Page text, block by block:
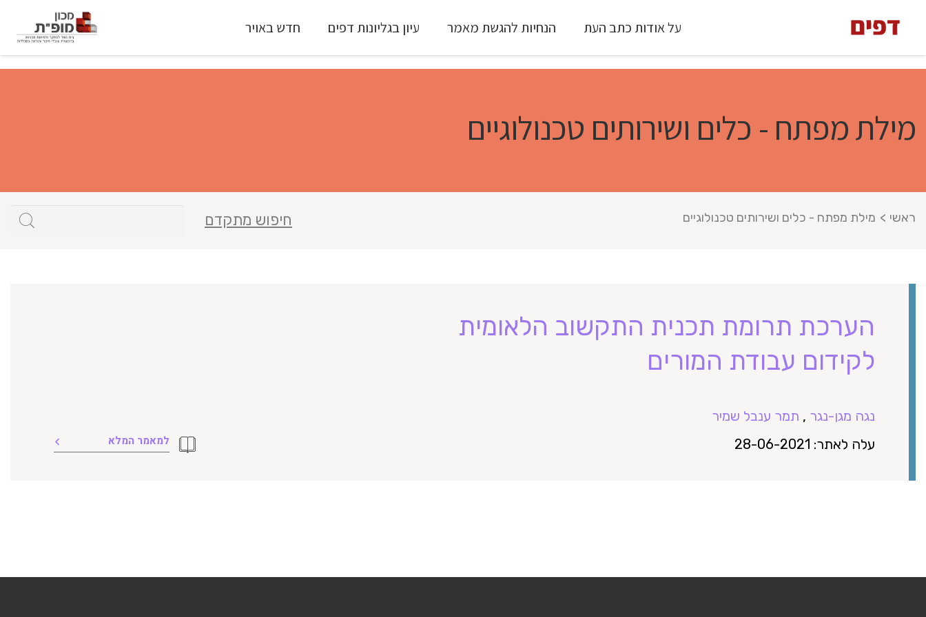
על אודות כתב העת הנחיות להגשת מאמר עיון בגליונות דפים חדש באויר
מילת מפתח - כלים ושירותים טכנולוגיים
ראשי > מילת מפתח - כלים ושירותים טכנולוגיים חיפוש מתקדם
הערכת תרומת תכנית התקשוב הלאומית
לקידום עבודת המורים
נגה מגן-נגר , תמר ענבל שמיר
עלה לאתר: 28-06-2021
למאמר המלא